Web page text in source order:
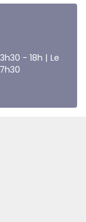
- 18h | Le